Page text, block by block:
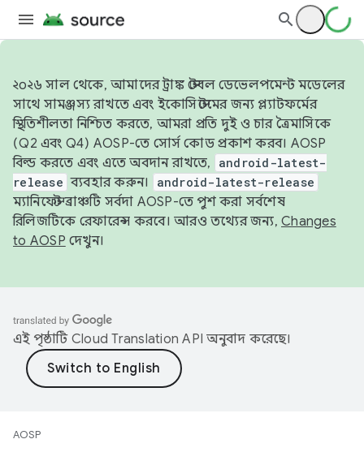
২০২৬ সাল থেকে, আমাদের ট্রাঙ্ক স্টেবল ডেভেলপমেন্ট মডেলের
সাথে সামঞ্জস্য রাখতে এবং ইকোসিস্টেমের জন্য প্ল্যাটফর্মের
স্থিতিশীলতা নিশ্চিত করতে, আমরা প্রতি দুই ও চার ত্রৈমাসিকে
(Q2 এবং Q4) AOSP-তে সোর্স কোড প্রকাশ করব। AOSP
বিল্ড করতে এবং এতে অবদান রাখতে,
android-latest-
release ব্যবহার করুন। android-latest-release
ম্যানিফেস্ট ব্রাঞ্চটি সর্বদা AOSP-তে পুশ করা সর্বশেষ
রিলিজটিকে রেফারেন্স করবে। আরও তথ্যের জন্য, Changes
to AOSP দেখুন।
এই পৃষ্ঠাটি Cloud Translation API অনুবাদ করেছে।
AOSP